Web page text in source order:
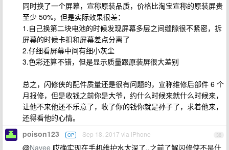
同时换了一个屏幕，宣称原装品质，价格比淘宝宣称的原装屏贵
至少 50%，但是实际效果很差：
1.自己换第二块电池的时候发现屏幕多层之间缝隙很不紧密，拆
屏幕的时候卡扣和屏幕差点分离了
2.仔细看屏幕中间有细小灰尘
3.色彩还算不错，但是显示质量跟原装屏很大差别
总之，闪修侠的配件质量还是很有问题的，宣称维修后部件 6 个
月报修，但是收钱之前你是大爷，约什么时候来就什么时候来，
让他不来他还不乐意了，收了你的钱你就是孙子了，求着他来，
还得看他的心情。
36
poison123 OP Sep 18, 2017 via iPhone
@Navee 哎确实现在手机维护水太深了..之前了解闪修侠不是什